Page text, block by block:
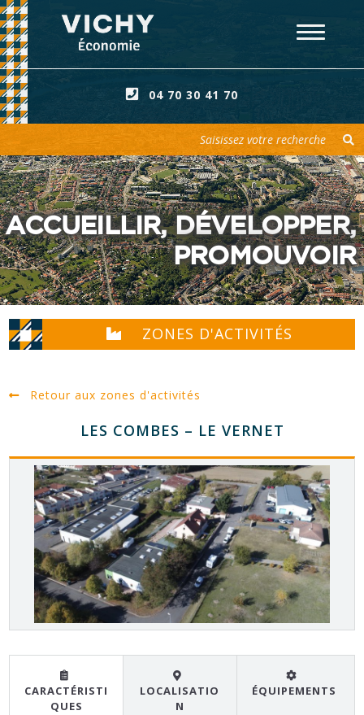
04 70 30 41 70
ACCUEILLIR, DÉVELOPPER,
PROMOUVOIR
ZONES D'ACTIVITÉS
Retour aux zones d'activités
LES COMBES – LE VERNET
CARACTÉRISTI
QUES
LOCALISATIO
N
ÉQUIPEMENTS